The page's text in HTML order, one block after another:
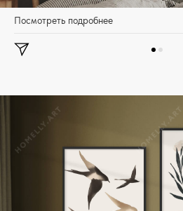
Посмотреть подробнее